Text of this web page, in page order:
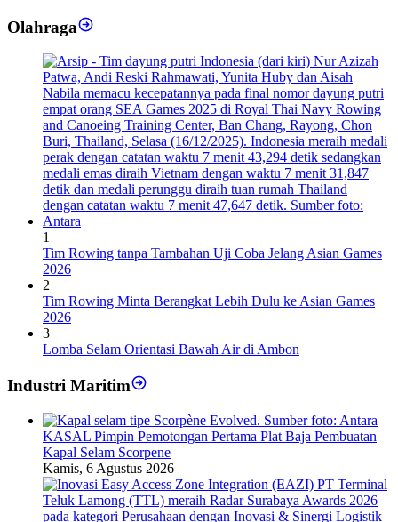
Olahraga
1
Tim Rowing tanpa Tambahan Uji Coba Jelang Asian Games
2026
2
Tim Rowing Minta Berangkat Lebih Dulu ke Asian Games
2026
3
Lomba Selam Orientasi Bawah Air di Ambon
Industri Maritim
KASAL Pimpin Pemotongan Pertama Plat Baja Pembuatan
Kapal Selam Scorpene
Kamis, 6 Agustus 2026